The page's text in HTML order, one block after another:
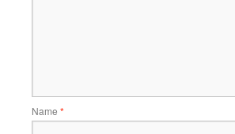
Name *